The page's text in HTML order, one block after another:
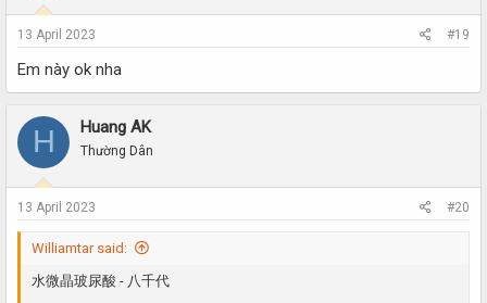
13 April 2023 #19
Em này ok nha
H Huang AK
Thường Dân
13 April 2023 #20
Williamtar said:
水微晶玻尿酸 - 八千代